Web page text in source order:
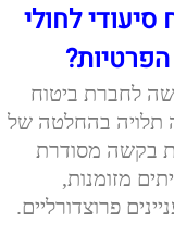
לחולי
לחברת ביטוח
תלויה בהחלטה של
בקשה מסודרת
מזומנות,
פרוצדורליים.